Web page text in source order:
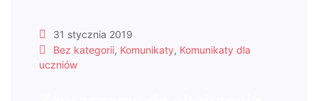
31 stycznia 2019
Bez kategorii, Komunikaty, Komunikaty dla
uczniów